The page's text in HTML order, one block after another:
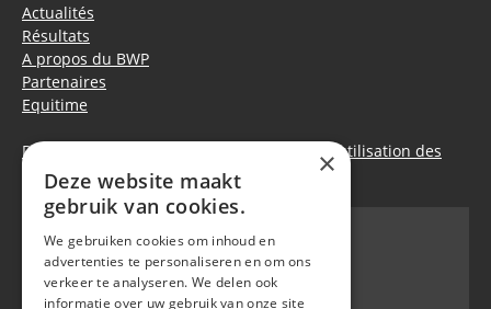
Actualités
Résultats
A propos du BWP
Partenaires
Equitime
Déclaration de confidentialité
Politique d’utilisation des
cookies
BWP
×
Deze website maakt
gebruik van cookies.
We gebruiken cookies om inhoud en
advertenties te personaliseren en om ons
verkeer te analyseren. We delen ook
informatie over uw gebruik van onze site